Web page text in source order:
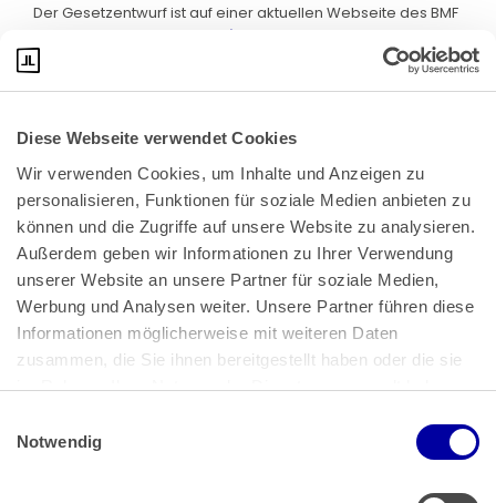
Diese Webseite verwendet Cookies
Wir verwenden Cookies, um Inhalte und Anzeigen zu
personalisieren, Funktionen für soziale Medien anbieten zu
können und die Zugriffe auf unsere Website zu analysieren.
Außerdem geben wir Informationen zu Ihrer Verwendung
unserer Website an unsere Partner für soziale Medien,
Werbung und Analysen weiter. Unsere Partner führen diese
Informationen möglicherweise mit weiteren Daten
zusammen, die Sie ihnen bereitgestellt haben oder die sie
im Rahmen Ihrer Nutzung der Dienste gesammelt haben.
Impressum
Notwendig
Der Gesetzentwurf ist auf einer aktuellen Webseite des BMF
hier
Bundeskanzlerplatz 2
53113 Bonn
Pressemitteilungen|AGB
Impressum|Datenschutz